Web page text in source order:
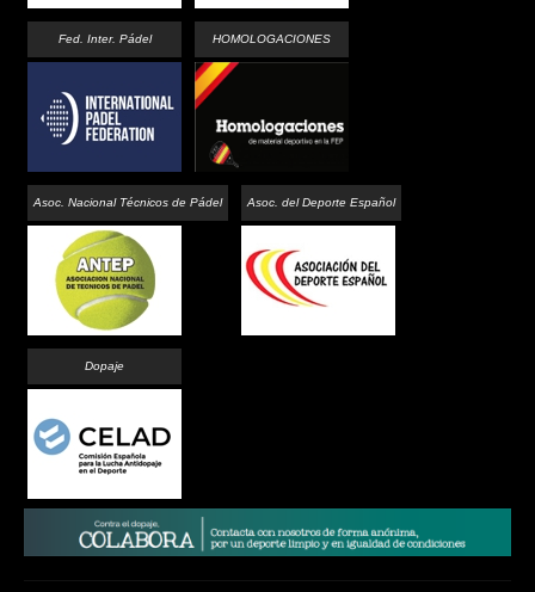
Fed. Inter. Pádel HOMOLOGACIONES
Asoc. Nacional Técnicos de Pádel Asoc. del Deporte Español
Dopaje